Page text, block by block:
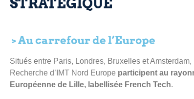
STRATÉGIQUE
> Au carrefour de l’Europe
Situés entre Paris, Londres, Bruxelles et Amsterdam,
Recherche d’IMT Nord Europe participent au
Européenne de Lille, labellisée French Tech.